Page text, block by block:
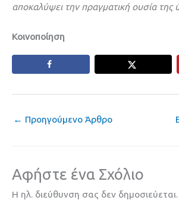
αποκαλύψει την πραγματική ουσία της
Κοινοποίηση
← Προηγούμενο Άρθρο
Αφήστε ένα Σχόλιο
Η ηλ. διεύθυνση σας δεν δημοσιεύεται.